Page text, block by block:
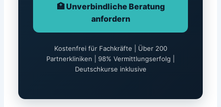
🏥 Unverbindliche Beratung
anfordern
Kostenfrei für Fachkräfte | Über 200
Partnerkliniken | 98% Vermittlungserfolg |
Deutschkurse inklusive